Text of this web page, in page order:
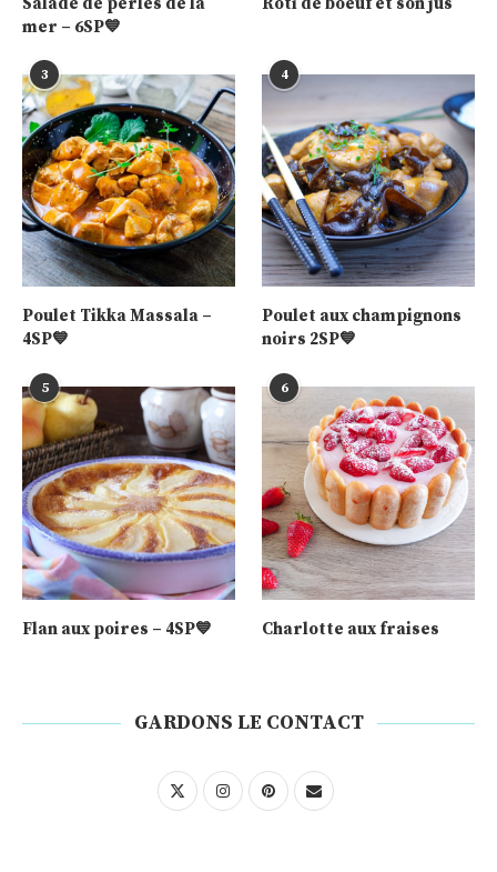
mer – 6SP💙
3
Poulet Tikka Massala –
4SP💙
4
Poulet aux champignons
noirs 2SP💙
5
Flan aux poires – 4SP💙
6
Charlotte aux fraises
GARDONS LE CONTACT